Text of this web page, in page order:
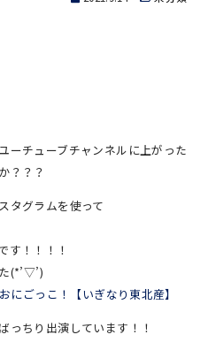
ーチューブチャンネルに上がった
？？？
タグラムを使って
す！！！！
(*’▽’)
にごっこ！【いぎなり東北産】
っちり出演しています！！